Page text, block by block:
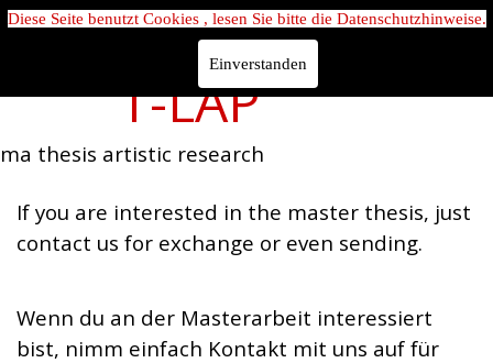
Diese Seite benutzt Cookies , lesen Sie bitte die Datenschutzhinweise.
Einverstanden
T-LAP
ma thesis artistic research
If you are interested in the master thesis, just
contact us for exchange or even sending.
Wenn du an der Masterarbeit interessiert
bist, nimm einfach Kontakt mit uns auf für